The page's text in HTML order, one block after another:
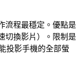
流程最穩定。優點是
切換影片）。限制是
投影手機的全部螢